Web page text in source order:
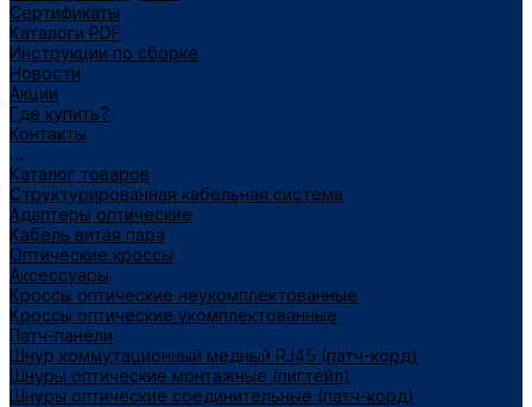
Сертификаты
Каталоги PDF
Инструкции по сборке
Новости
Акции
Где купить?
Контакты
...
Каталог товаров
Структурированная кабельная система
Адаптеры оптические
Кабель витая пара
Оптические кроссы
Аксессуары
Кроссы оптические неукомплектованные
Кроссы оптические укомплектованные
Патч-панели
Шнур коммутационный медный RJ45 (патч-корд)
Шнуры оптические монтажные (пигтейл)
Шнуры оптические соединительные (патч-корд)